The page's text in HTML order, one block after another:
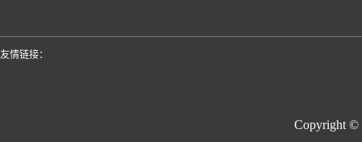
友情链接：
Copyright ©